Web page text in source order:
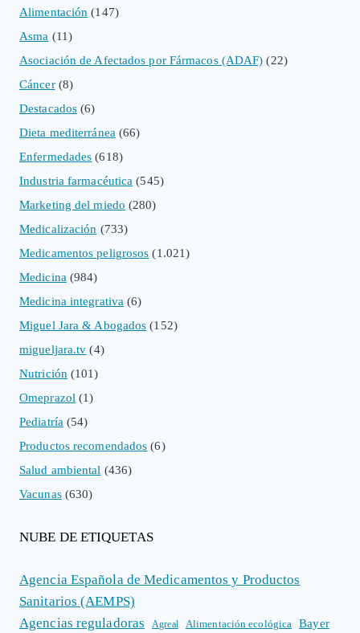
Alimentación (147)
Asma (11)
Asociación de Afectados por Fármacos (ADAF) (22)
Cáncer(8)
Destacados (6)
Dieta mediterránea (66)
Enfermedades (618)
Industria farmacéutica (545)
Marketing del miedo (280)
Medicalización (733)
Medicamentos peligrosos (1.021)
Medicina (984)
Medicina integrativa (6)
Miguel Jara & Abogados (152)
migueljara.tv (4)
Nutrición (101)
Omeprazol (1)
Pediatría (54)
Productos recomendados (6)
Salud ambiental (436)
Vacunas(630)
NUBE DE ETIQUETAS
Agencia Española de Medicamentos y Productos
Sanitarios (AEMPS)
Agencias reguladoras
Agreal Alimentación ecológica Bayer